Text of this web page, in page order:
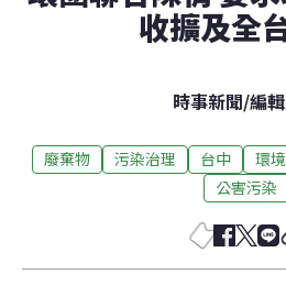
收擴及全
時事新聞/編
廢棄物 污染治理 台中 環
公害污染